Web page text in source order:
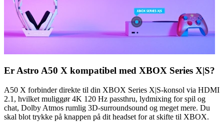
Er Astro A50 X kompatibel med XBOX Series X|S?
A50 X forbinder direkte til din XBOX Series X|S-konsol via HDMI
2.1, hvilket muliggør 4K 120 Hz passthru, lydmixing for spil og
chat, Dolby Atmos rumlig 3D-surroundsound og meget mere. Du
skal blot trykke på knappen på dit headset for at skifte til XBOX.